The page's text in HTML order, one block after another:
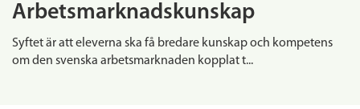
Arbetsmarknadskunskap
Syftet är att eleverna ska få bredare kunskap och kompetens
om den svenska arbetsmarknaden kopplat t...